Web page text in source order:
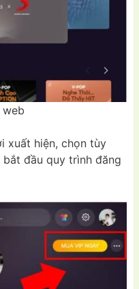
xuất hiện, chọn tùy
bắt đầu quy trình đăng